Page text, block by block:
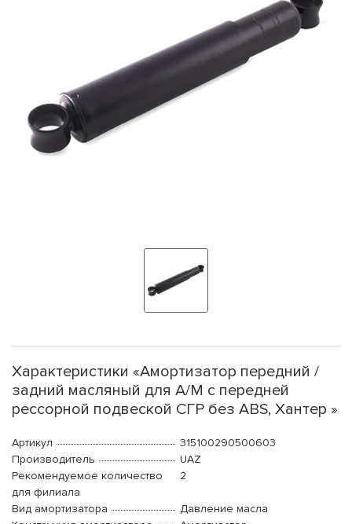
Характеристики «Амортизатор передний /
задний масляный для А/М с передней
рессорной подвеской СГР без ABS, Хантер »
Артикул
315100290500603
Производитель
UAZ
Рекомендуемое количество
для филиала
2
Вид амортизатора
Давление масла